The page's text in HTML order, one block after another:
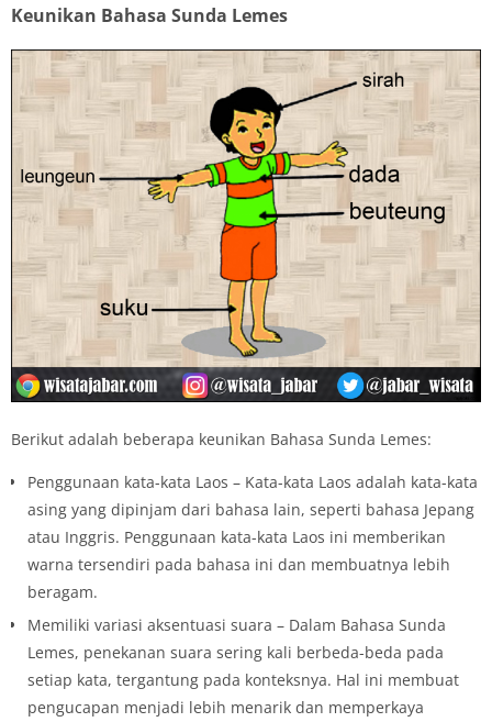
Keunikan Bahasa Sunda Lemes
Berikut adalah beberapa keunikan Bahasa Sunda Lemes:
Penggunaan kata-kata Laos – Kata-kata Laos adalah kata-kata
asing yang dipinjam dari bahasa lain, seperti bahasa Jepang
atau Inggris. Penggunaan kata-kata Laos ini memberikan
warna tersendiri pada bahasa ini dan membuatnya lebih
beragam.
Memiliki variasi aksentuasi suara – Dalam Bahasa Sunda
Lemes, penekanan suara sering kali berbeda-beda pada
setiap kata, tergantung pada konteksnya. Hal ini membuat
pengucapan menjadi lebih menarik dan memperkaya